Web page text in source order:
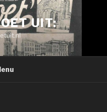
UIT: